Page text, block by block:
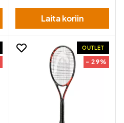
Laita koriin
OUTLET
- 29%